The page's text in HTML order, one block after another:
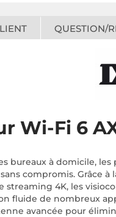
QUESTION/
Wi-Fi 6
bureaux à domicile,
compromis. Grâce à
4K, les
fluide de nombreux
avancée pour